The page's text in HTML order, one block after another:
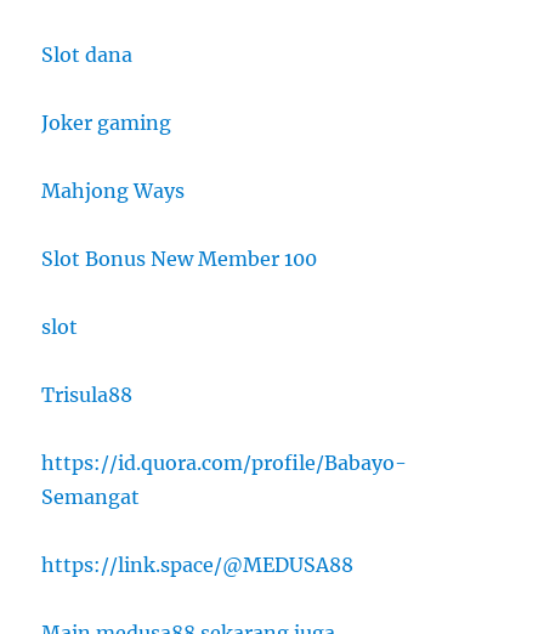
Slot dana
Joker gaming
Mahjong Ways
Slot Bonus New Member 100
slot
Trisula88
https://id.quora.com/profile/Babayo-
Semangat
https://link.space/@MEDUSA88